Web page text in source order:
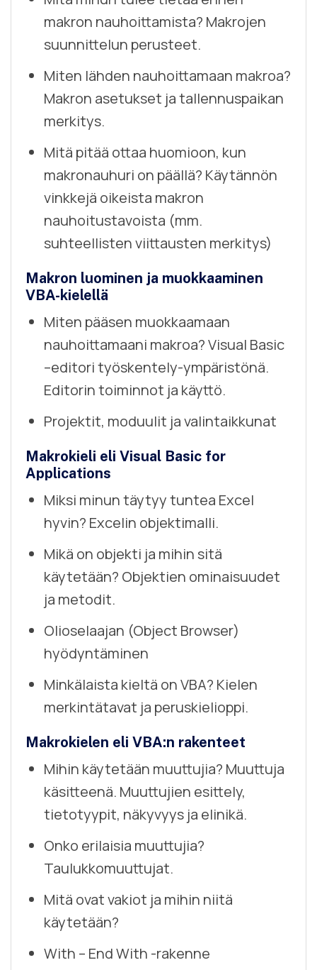
makron nauhoittamista? Makrojen
suunnittelun perusteet.
Miten lähden nauhoittamaan makroa?
Makron asetukset ja tallennuspaikan
merkitys.
Mitä pitää ottaa huomioon, kun
makronauhuri on päällä? Käytännön
vinkkejä oikeista makron
nauhoitustavoista (mm.
suhteellisten viittausten merkitys)
Makron luominen ja muokkaaminen
VBA-kielellä
Miten pääsen muokkaamaan
nauhoittamaani makroa? Visual Basic
–editori työskentely-ympäristönä.
Editorin toiminnot ja käyttö.
Projektit, moduulit ja valintaikkunat
Makrokieli eli Visual Basic for
Applications
Miksi minun täytyy tuntea Excel
hyvin? Excelin objektimalli.
Mikä on objekti ja mihin sitä
käytetään? Objektien ominaisuudet
ja metodit.
Olioselaajan (Object Browser)
hyödyntäminen
Minkälaista kieltä on VBA? Kielen
merkintätavat ja peruskielioppi.
Makrokielen eli VBA:n rakenteet
Mihin käytetään muuttujia? Muuttuja
käsitteenä. Muuttujien esittely,
tietotyypit, näkyvyys ja elinikä.
Onko erilaisia muuttujia?
Taulukkomuuttujat.
Mitä ovat vakiot ja mihin niitä
käytetään?
With – End With -rakenne